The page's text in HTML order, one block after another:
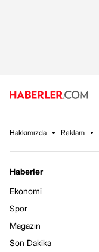
Hakkımızda Reklam
Haberler
Ekonomi
Spor
Magazin
Son Dakika